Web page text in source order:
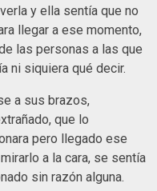
y ella sentía que no
llegar a ese momento,
las personas a las que
ni siquiera qué decir.
a sus brazos,
que lo
pero llegado ese
a la cara, se sentía
sin razón alguna.